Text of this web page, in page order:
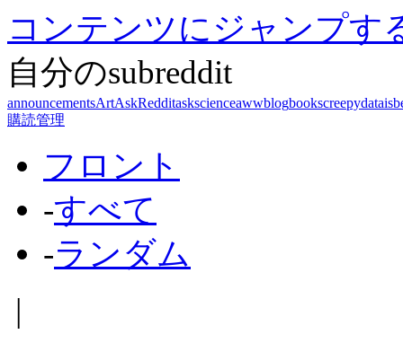
コンテンツにジャンプす
自分のsubreddit
announcementsArtAskRedditaskscienceawwblogbookscreepy
購読管理
フロント
-すべて
-ランダム
|